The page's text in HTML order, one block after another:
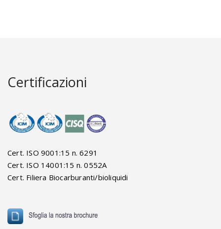
Certificazioni
Cert. ISO 9001:15 n. 6291
Cert. ISO 14001:15 n. 0552A
Cert. Filiera Biocarburanti/bioliquidi